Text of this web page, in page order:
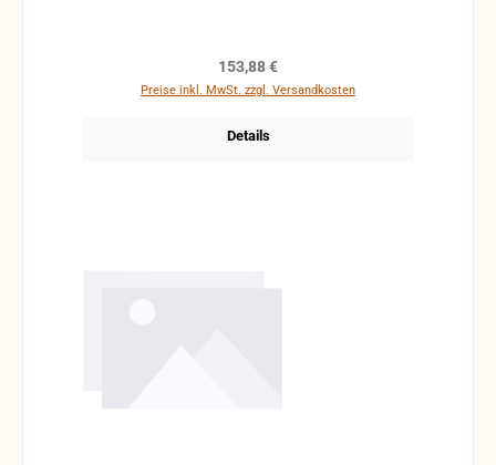
Regulärer Preis:
153,88 €
Preise inkl. MwSt. zzgl. Versandkosten
Details